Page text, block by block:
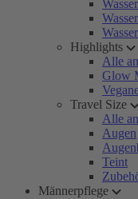
Highlights
Alle
Glow
Travel Size
Alle
Augen
Teint
Männerpflege